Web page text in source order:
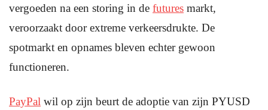
vergoeden na een storing in de futures markt,
veroorzaakt door extreme verkeersdrukte. De
spotmarkt en opnames bleven echter gewoon
functioneren.
PayPal wil op zijn beurt de adoptie van zijn PYUSD